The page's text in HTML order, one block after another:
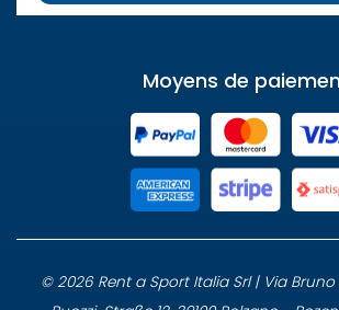
Moyens de
© 2026 Rent a Sport Italia Srl | Via